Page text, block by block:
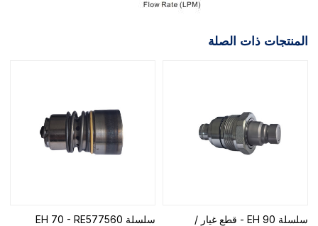
المنتجات ذات الصلة
سلسلة EH 90 - قطع غيار /
سلسلة EH 70 - RE577560